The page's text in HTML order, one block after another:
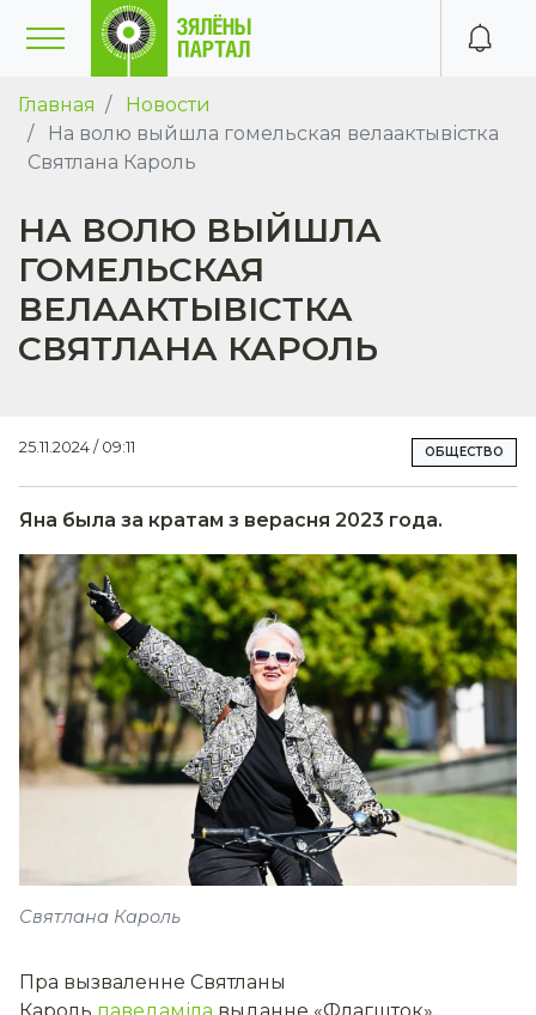
Главная
Новости
На волю выйшла гомельская велаактывістка
Святлана Кароль
НА ВОЛЮ ВЫЙШЛА
ГОМЕЛЬСКАЯ
ВЕЛААКТЫВІСТКА
СВЯТЛАНА КАРОЛЬ
25.11.2024 / 09:11 ОБЩЕСТВО
Яна была за кратам з верасня 2023 года.
Святлана Кароль
Пра вызваленне Святланы